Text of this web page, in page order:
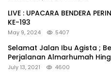
LIVE : UPACARA BENDERA
KE-193
May 9, 2024 5407
Selamat Jalan Ibu Agista ;
Perjalanan Almarhumah
Terakhir
July 13, 2021 4600